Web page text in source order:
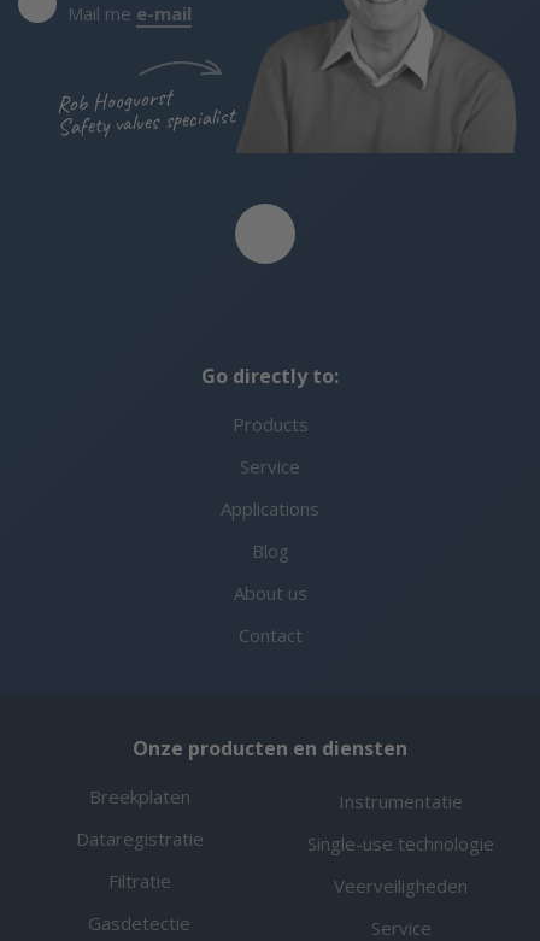
Rob Hoogvorst
Safety valves specialist
Mail me e-mail
Go directly to:
Products
Service
Applications
Blog
About us
Contact
Onze producten en diensten
Breekplaten
Dataregistratie
Filtratie
Gasdetectie
Instrumentatie
Single-use technologie
Veerveiligheden
Service